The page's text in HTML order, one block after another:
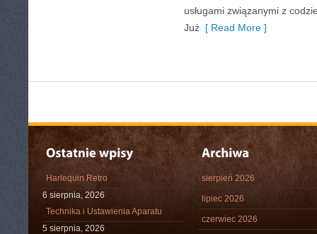
usługami związanymi z
Już [ Read More ]
Harlequin Retro
6 sierpnia, 2026
Technika i Ustawienia Aparatu
5 sierpnia, 2026
sierpień 2026
lipiec 2026
czerwiec 2026